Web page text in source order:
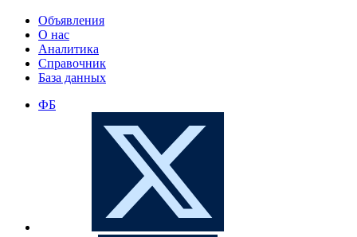
Объявления
О нас
Аналитика
Справочник
База данных
ФБ